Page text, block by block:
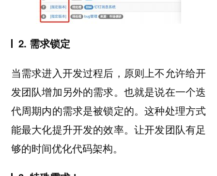
2. 需求锁定
当需求进入开发过程后，原则上不允许给开
发团队增加另外的需求。也就是说在一个迭
代周期内的需求是被锁定的。这种处理方式
能最大化提升开发的效率。让开发团队有足
够的时间优化代码架构。